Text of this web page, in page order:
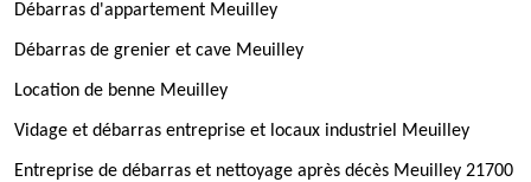
Débarras d'appartement Meuilley
Débarras de grenier et cave Meuilley
Location de benne Meuilley
Vidage et débarras entreprise et locaux industriel Meuilley
Entreprise de débarras et nettoyage après décès Meuilley 21700